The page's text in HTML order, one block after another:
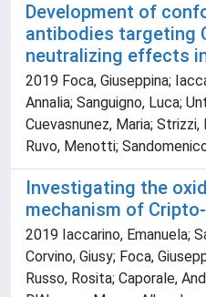
Development of
antibodies targeting
neutralizing effects
2019 Foca, Giuseppina;
Annalia; Sanguigno, Luca;
Cuevasnunez, Maria;
Ruvo, Menotti;
Investigating the
mechanism of
2019 Iaccarino, Emanuela;
Corvino, Giusy; Foca,
Russo, Rosita; Caporale,